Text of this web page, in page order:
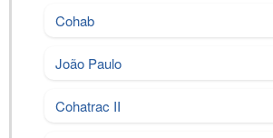
Cohab
João Paulo
Cohatrac II